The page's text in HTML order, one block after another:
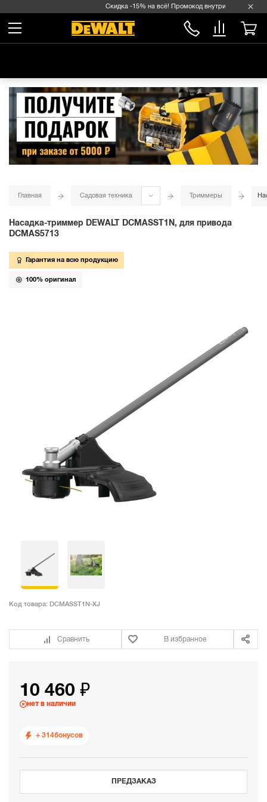
Скидка -15% на всё! Промокод внутри →
Главная Садовая техника Триммеры
Насадка-триммер DEWALT DCMASST1N, для привода
DCMAS5713
Гарантия на всю продукцию
100% оригинал
Код товара: DCMASST1N-XJ
Сравнить В избранное
10 460 ₽
нет в наличии
+ 314бонусов
ПРЕДЗАКАЗ